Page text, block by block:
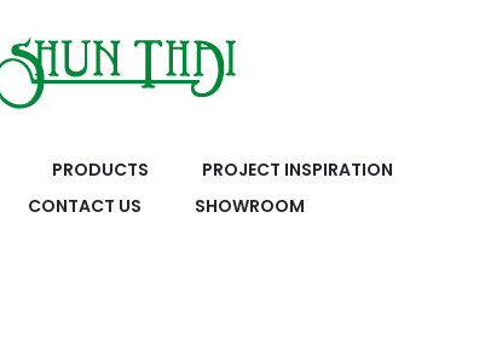
PRODUCTS
PROJECT INSPIRATION
CONTACT US SHOWROOM